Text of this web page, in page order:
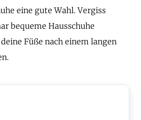
eine gute Wahl. Vergiss
bequeme Hausschuhe
Füße nach einem langen